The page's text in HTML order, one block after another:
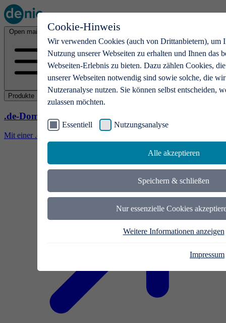
Cookie-Hinweis
Wir verwenden Cookies (auch von Drittanbietern), um
Nutzung unserer Webseiten zu erhalten und Ihnen das
Webseiten-Erlebnis zu bieten. Dazu zählen Cookies,
unserer Webseiten notwendig sind sowie solche, die
Nutzeranalyse nutzen. Sie können selbst entscheiden,
zulassen möchten.
Essentiell Nutzungsanalyse
Alle akzeptieren
Speichern & schließen
Nur essenzielle Cookies
Weitere Informationen anzeigen
Impressum
Open main menu
Produkte
.de-Domains
Mit einer .de-Domain erhalten Ideen eine Bühne